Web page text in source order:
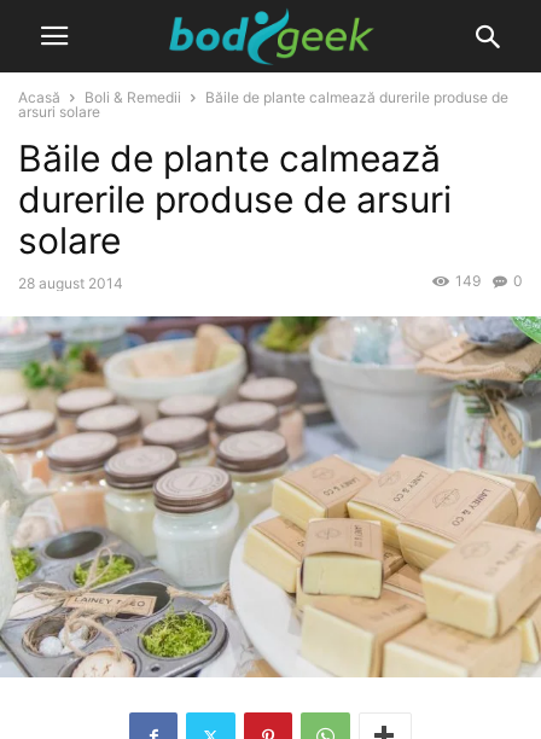
Acasă Boli & Remedii
Băile de plante calmează durerile produse de
arsuri solare
Băile de plante calmează
durerile produse de arsuri
solare
28 august 2014 0
149